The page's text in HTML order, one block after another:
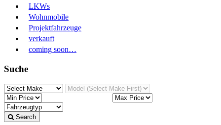
LKWs
Wohnmobile
Projektfahrzeuge
verkauft
coming soon…
Suche
Search